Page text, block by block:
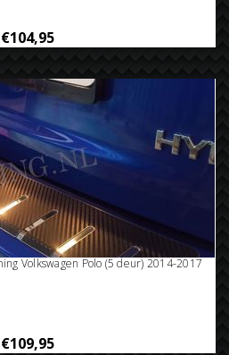
€104,95
Volkswagen Polo (5 deur) 2014-2017
€109,95